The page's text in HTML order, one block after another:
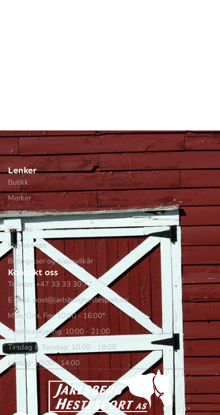
Lenker
Butikk
Merker
Min side
Om oss
Kontakt oss
Betingelser og kjøpsvilkår
Kontakt oss
Telefon: +47 33 33 30 77
E-post: post@jarlsberghestesport.no
Man, Ons, Fre: 10:00 - 16:00*
*Ved travkjøring: 10:00 - 21:00
Tirsdag & Torsdag: 10:00 - 18:00
Lørdag: 10:00 - 14:00